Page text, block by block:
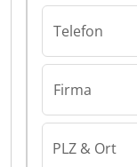
Telefon
Firma
PLZ & Ort